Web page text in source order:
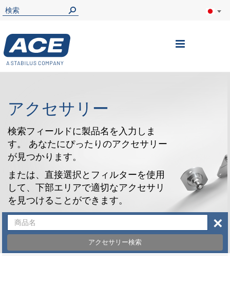
ナ
アクセサリー
検索フィールドに製品名を入力しま
す。 あなたにぴったりのアクセサリー
が見つかります。
または、直接選択とフィルターを使用
して、下部エリアで適切なアクセサリ
を見つけることができます。
アクセサリー検索
×